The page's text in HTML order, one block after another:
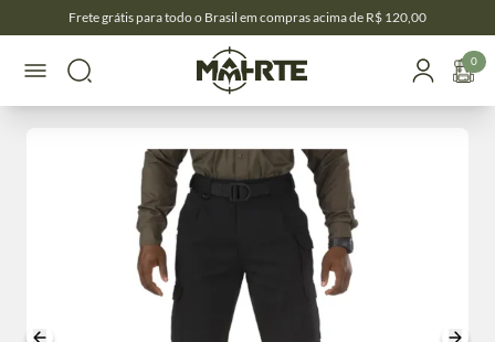
Frete grátis para todo o Brasil em compras acima de R$ 120,00
0